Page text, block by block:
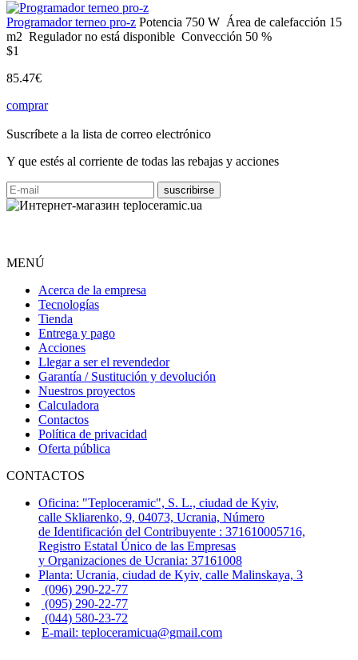
Programador terneo pro-z Potencia 750 W Área de calefacción 15
m2 Regulador no está disponible Convección 50 %
$1
85.47€
comprar
Suscríbete a la lista de correo electrónico
Y que estés al corriente de todas las rebajas y acciones
MENÚ
Acerca de la empresa
Tecnologías
Tienda
Entrega y pago
Acciones
Llegar a ser el revendedor
Garantía / Sustitución y devolución
Nuestros proyectos
Calculadora
Contactos
Política de privacidad
Oferta pública
CONTACTOS
Oficina: "Teploceramic", S. L., ciudad de Kyiv,
calle Skliarenko, 9, 04073, Ucrania, Número
de Identificación del Contribuyente : 371610005716,
Registro Estatal Único de las Empresas
y Organizaciones de Ucrania: 37161008
Planta: Ucrania, ciudad de Kyiv, calle Malinskaya, 3
(096) 290-22-77
(095) 290-22-77
(044) 580-23-72
E-mail: teploceramicua@gmail.com